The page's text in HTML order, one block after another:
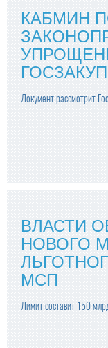
КАБМИН
Документ рассмотрит
ВЛАСТИ
НОВОГО
МСП
Лимит составит 150